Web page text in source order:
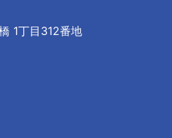
1丁目312番地